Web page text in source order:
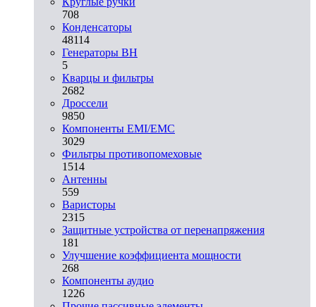
708
Конденсаторы
48114
Генераторы ВН
5
Кварцы и фильтры
2682
Дроссели
9850
Компоненты EMI/EMC
3029
Фильтры противопомеховые
1514
Антенны
559
Варисторы
2315
Защитные устройства от перенапряжения
181
Улучшение коэффициента мощности
268
Компоненты аудио
1226